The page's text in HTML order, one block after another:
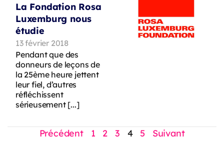
La Fondation Rosa
Luxemburg nous
étudie
13 février 2018
Pendant que des
donneurs de leçons de
la 25ème heure jettent
leur fiel, d’autres
réfléchissent
sérieusement [...]
Précédent 1 2 3 4 5 Suivant